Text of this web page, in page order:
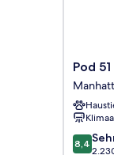
Pod
51
Pod 51
8.4
von
8,4